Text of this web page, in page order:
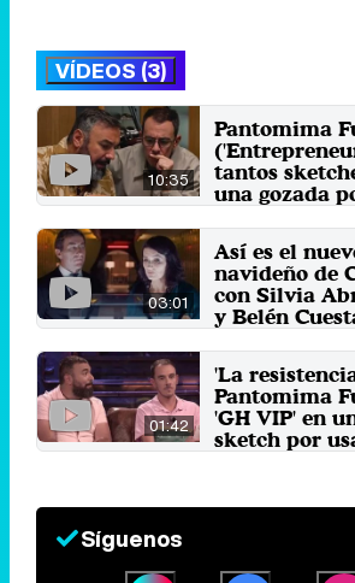
VÍDEOS (3)
10:35
Pantomima
tantos
una gozada
23 de octubre 2025
03:01
Así es el
navideño de
con Silvia
y Belén
01:42
'La
Pantomima
'GH VIP' en
sketch por
Síguenos